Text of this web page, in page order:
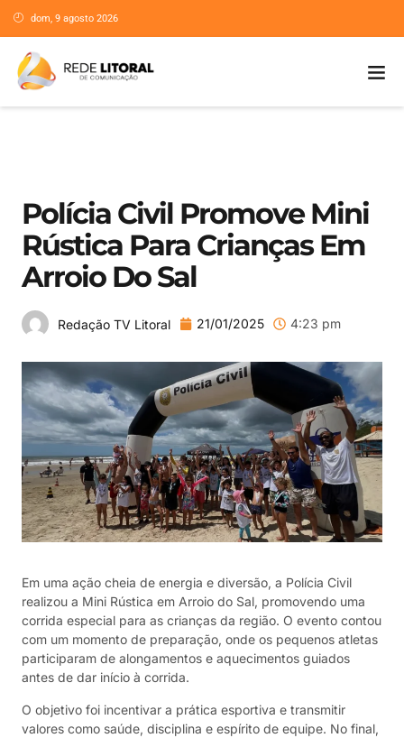
dom, 9 agosto 2026
Polícia Civil Promove Mini
Rústica Para Crianças Em
Arroio Do Sal
Redação TV Litoral 21/01/2025 4:23 pm
Em uma ação cheia de energia e diversão, a Polícia Civil
realizou a Mini Rústica em Arroio do Sal, promovendo uma
corrida especial para as crianças da região. O evento contou
com um momento de preparação, onde os pequenos atletas
participaram de alongamentos e aquecimentos guiados
antes de dar início à corrida.
O objetivo foi incentivar a prática esportiva e transmitir
valores como saúde, disciplina e espírito de equipe. No final,